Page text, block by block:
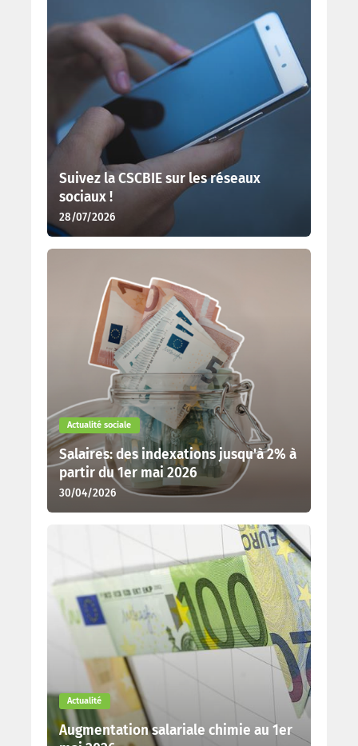
Suivez la CSCBIE sur les réseaux
sociaux !
28/07/2026
Actualité sociale
Salaires: des indexations jusqu'à 2% à
partir du 1er mai 2026
30/04/2026
Actualité
Augmentation salariale chimie au 1er